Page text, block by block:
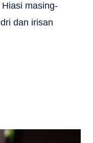
masing-
dan irisan